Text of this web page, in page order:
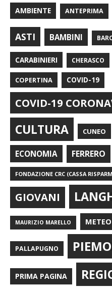
AMBIENTE ANTEPRIMA
ASTI BAMBINI
CARABINIERI CHERASCO
COPERTINA COVID-19
COVID-19
CULTURA CUNEO
ECONOMIA FERRERO
FONDAZIONE CRC (CASSA
GIOVANI
MAURIZIO MARELLO METEO
PALLAPUGNO
PRIMA PAGINA